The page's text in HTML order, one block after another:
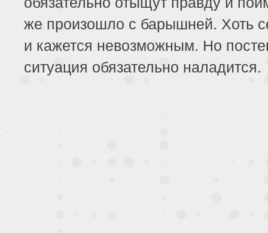
же произошло с барышней. Хоть
и кажется невозможным. Но
ситуация обязательно наладится.